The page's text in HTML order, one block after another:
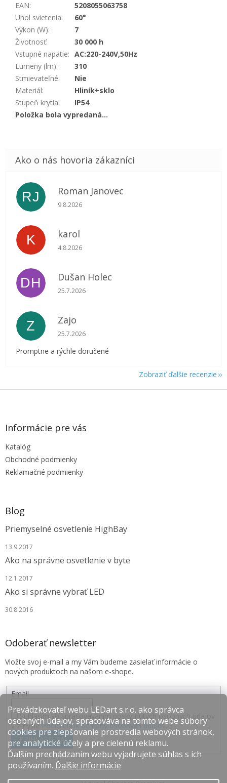
Prevádzkovateľ webu LEDart s.r.o. ako správca
osobných údajov, spracováva na tomto webe súbory
cookies pre zlepšovanie prostredia webových stránok,
pre analytické účely a pre cielenú reklamu.
Ďalším prechádzaním webu vyjadrujete súhlas s ich
používaním. Ďalšie informácie
EAN:
5208055063758
Uhol svietenia:
60°
Výkon (W):
7
Životnosť:
30 000 h
Vstupné napätie: AC:220-240V,50Hz
Lumeny (lm):
310
Stmievateľné:
Nie
Materiál:
Hliník+sklo
Stupeň krytia:
IP54
Položka bola vypredaná…
RJ Roman Janovec
Hodnotenie obchodu je 5 z 5 hviezdičiek.
9.8.2026
K karol
Hodnotenie obchodu je 5 z 5 hviezdičiek.
4.8.2026
DH Dušan Holec
Hodnotenie obchodu je 5 z 5 hviezdičiek.
25.7.2026
Z Zajo
Hodnotenie obchodu je 5 z 5 hviezdičiek.
25.7.2026
Promptne a rýchle doručené
Zobraziť ďalšie recenzie
Z
Informácie pre vás
Katalóg
Obchodné podmienky
Reklamačné podmienky
Blog
Priemyselné osvetlenie HighBay
13.9.2017
Ako na správne osvetlenie v byte
12.1.2017
Ako si správne vybrať LED
30.8.2016
Odoberať newsletter
Vložte svoj e-mail a my Vám budeme zasielať informácie o
nových produktoch na našom e-shope.
Email
Súhlasím so spracovávaním poskytnutých osobných údajov
v zmysle Podmienok ochrany osobných údajov.
PRIHLÁSIŤ SA